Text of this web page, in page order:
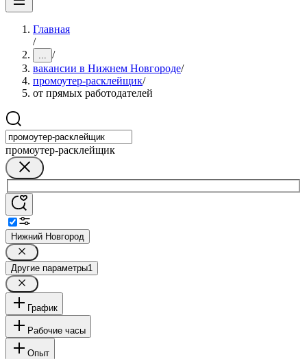
Главная
/
... /
вакансии в Нижнем Новгороде/
промоутер-расклейщик/
от прямых работодателей
промоутер-расклейщик
Нижний Новгород
Другие параметры1
График
Рабочие часы
Опыт